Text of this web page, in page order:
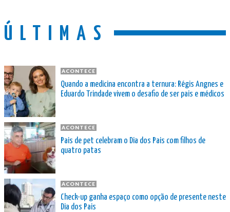
ÚLTIMAS
ACONTECE
Quando a medicina encontra a ternura: Régis Angnes e
Eduardo Trindade vivem o desafio de ser pais e médicos
ACONTECE
Pais de pet celebram o Dia dos Pais com filhos de
quatro patas
ACONTECE
Check-up ganha espaço como opção de presente neste
Dia dos Pais